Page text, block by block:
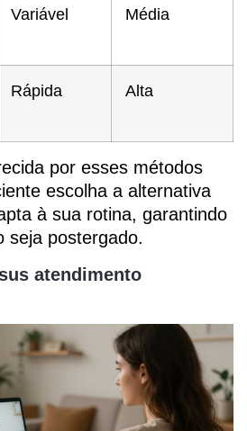
Variável Média
Rápida Alta
por esses métodos
escolha a alternativa
à sua rotina, garantindo
seja postergado.
atendimento